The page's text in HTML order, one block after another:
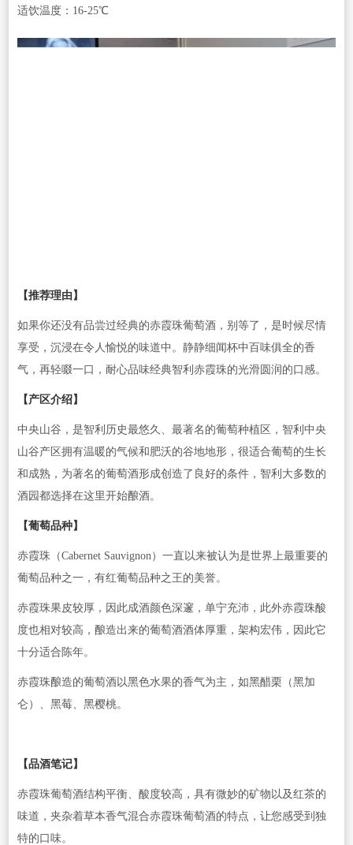
适饮温度：16-25℃
【推荐理由】
如果你还没有品尝过经典的赤霞珠葡萄酒，别等了，是时候尽情
享受，沉浸在令人愉悦的味道中。静静细闻杯中百味俱全的香
气，再轻啜一口，耐心品味经典智利赤霞珠的光滑圆润的口感。
【产区介绍】
中央山谷，是智利历史最悠久、最著名的葡萄种植区，智利中央
山谷产区拥有温暖的气候和肥沃的谷地地形，很适合葡萄的生长
和成熟，为著名的葡萄酒形成创造了良好的条件，智利大多数的
酒园都选择在这里开始酿酒。
【葡萄品种】
赤霞珠（Cabernet Sauvignon）一直以来被认为是世界上最重要的
葡萄品种之一，有红葡萄品种之王的美誉。
赤霞珠果皮较厚，因此成酒颜色深邃，单宁充沛，此外赤霞珠酸
度也相对较高，酿造出来的葡萄酒酒体厚重，架构宏伟，因此它
十分适合陈年。
赤霞珠酿造的葡萄酒以黑色水果的香气为主，如黑醋栗（黑加
仑）、黑莓、黑樱桃。
【品酒笔记】
赤霞珠葡萄酒结构平衡、酸度较高，具有微妙的矿物以及红茶的
味道，夹杂着草本香气混合赤霞珠葡萄酒的特点，让您感受到独
特的口味。